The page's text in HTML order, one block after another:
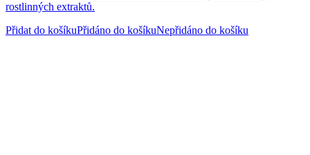
rostlinných extraktů.
Přidat do košíkuPřidáno do košíkuNepřidáno do košíku